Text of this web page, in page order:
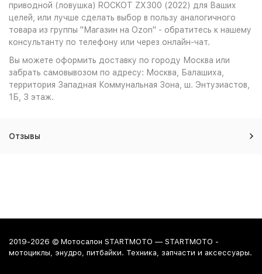
приводной (ловушка) ROCKOT ZX300 (2022) для Ваших
целей, или лучше сделать выбор в пользу аналогичного
товара из группы "Магазин на Ozon" - обратитесь к нашему
консультанту по телефону или через онлайн-чат.
Вы можете оформить доставку по городу Москва или
забрать самовывозом по адресу: Москва, Балашиха,
территория Западная Коммунальная Зона, ш. Энтузиастов,
1Б, 3 этаж.
Отзывы
2019-2026 © Мотосалон STARTMOTO — STARTMOTO -
мотоциклы, энудро, питбайки. Техника, запчасти и аксессуары.